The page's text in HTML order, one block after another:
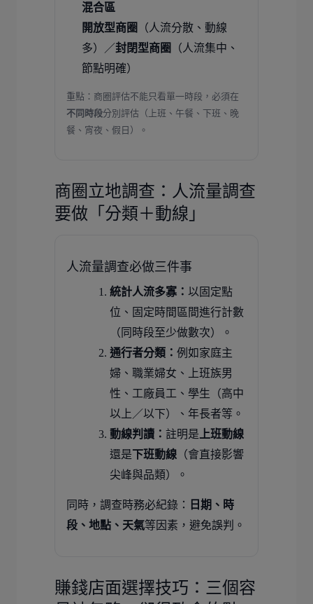
混合區
開放型商圈
（人流分散、動線
多）／封閉型商圈
（人流集中、
節點明確）
重點：商圈評估不能只看單一時段，必須在
不同時段分別評估（上班、午餐、下班、晚
餐、宵夜、假日）。
商圈立地調查：人流量調查
要做「分類＋動線」
人流量調查必做三件事
統計人流多寡： 以固定點
位、固定時間區間進行計數
（同時段至少做數次）。
通行者分類： 例如家庭主
婦、職業婦女、上班族男
性、工廠員工、學生（高中
以上／以下）、年長者等。
動線判讀： 註明是 上班動線
還是下班動線 （會直接影響
尖峰與品類）。
同時，調查時務必紀錄：
日期、時
段、地點、天氣等因素，避免誤判。
賺錢店面選擇技巧：三個容